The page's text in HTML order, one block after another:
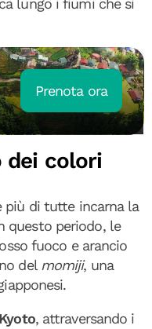
Prenota ora
dei colori
di tutte incarna la
questo periodo, le
fuoco e arancio
del momiji, una
Kyoto, attraversando i